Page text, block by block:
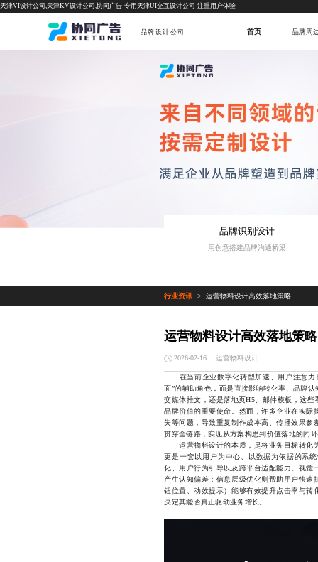
天津VI设计公司,天津KV设计公司,协同广告-专用天津UI交互设计公司-注重用户体验
品牌设计公司 首页 品牌周
品牌识别设计
用创意搭建品牌沟通桥梁
行业资讯 > 运营物料设计高效落地策略
运营物料设计高效落地策略
2026-02-16 运营物料设计
在当前企业数字化转型加速、用户注意力
面”的辅助角色，而是直接影响转化率、品牌
交媒体推文，还是落地页H5、邮件模板，这
品牌价值的重要使命。然而，许多企业在实
失等问题，导致重复制作成本高、传播效果
贯穿全链路，实现从方案构思到价值落地的闭
运营物料设计的本质，是将业务目标转化
更是一套以用户为中心、以数据为依据的系
化、用户行为引导以及跨平台适配能力。视
产生认知偏差；信息层级优化则帮助用户快
钮位置、动效提示）能够有效提升点击率与
决定其能否真正驱动业务增长。